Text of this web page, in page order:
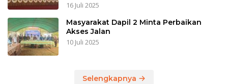
16 Juli 2025
Masyarakat Dapil 2 Minta Perbaikan
Akses Jalan
10 Juli 2025
Selengkapnya